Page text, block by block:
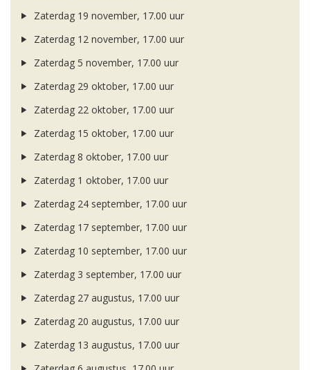
Zaterdag 19 november, 17.00 uur
Zaterdag 12 november, 17.00 uur
Zaterdag 5 november, 17.00 uur
Zaterdag 29 oktober, 17.00 uur
Zaterdag 22 oktober, 17.00 uur
Zaterdag 15 oktober, 17.00 uur
Zaterdag 8 oktober, 17.00 uur
Zaterdag 1 oktober, 17.00 uur
Zaterdag 24 september, 17.00 uur
Zaterdag 17 september, 17.00 uur
Zaterdag 10 september, 17.00 uur
Zaterdag 3 september, 17.00 uur
Zaterdag 27 augustus, 17.00 uur
Zaterdag 20 augustus, 17.00 uur
Zaterdag 13 augustus, 17.00 uur